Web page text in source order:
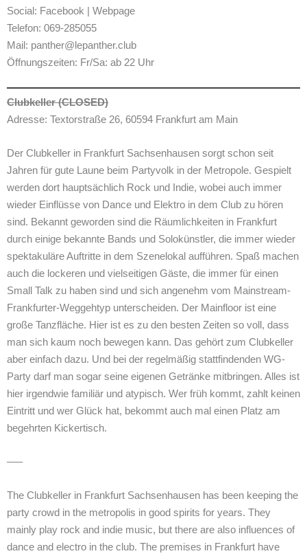
Social: Facebook | Webpage
Telefon: 069-285055
Mail: panther@lepanther.club
Öffnungszeiten: Fr/Sa: ab 22 Uhr
Clubkeller (CLOSED)
Adresse: Textorstraße 26, 60594 Frankfurt am Main
Der Clubkeller in Frankfurt Sachsenhausen sorgt schon seit
Jahren für gute Laune beim Partyvolk in der Metropole. Gespielt
werden dort hauptsächlich Rock und Indie, wobei auch immer
wieder Einflüsse von Dance und Elektro in dem Club zu hören
sind. Bekannt geworden sind die Räumlichkeiten in Frankfurt
durch einige bekannte Bands und Solokünstler, die immer wieder
spektakuläre Auftritte in dem Szenelokal aufführen. Spaß machen
auch die lockeren und vielseitigen Gäste, die immer für einen
Small Talk zu haben sind und sich angenehm vom Mainstream-
Frankfurter-Weggehtyp unterscheiden. Der Mainfloor ist eine
große Tanzfläche. Hier ist es zu den besten Zeiten so voll, dass
man sich kaum noch bewegen kann. Das gehört zum Clubkeller
aber einfach dazu. Und bei der regelmäßig stattfindenden WG-
Party darf man sogar seine eigenen Getränke mitbringen. Alles ist
hier irgendwie familiär und atypisch. Wer früh kommt, zahlt keinen
Eintritt und wer Glück hat, bekommt auch mal einen Platz am
begehrten Kickertisch.
—–
The Clubkeller in Frankfurt Sachsenhausen has been keeping the
party crowd in the metropolis in good spirits for years. They
mainly play rock and indie music, but there are also influences of
dance and electro in the club. The premises in Frankfurt have